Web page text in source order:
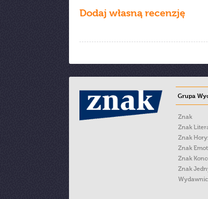
Dodaj własną recenzję
Grupa
Znak
Znak
Znak
Znak
Znak
Znak